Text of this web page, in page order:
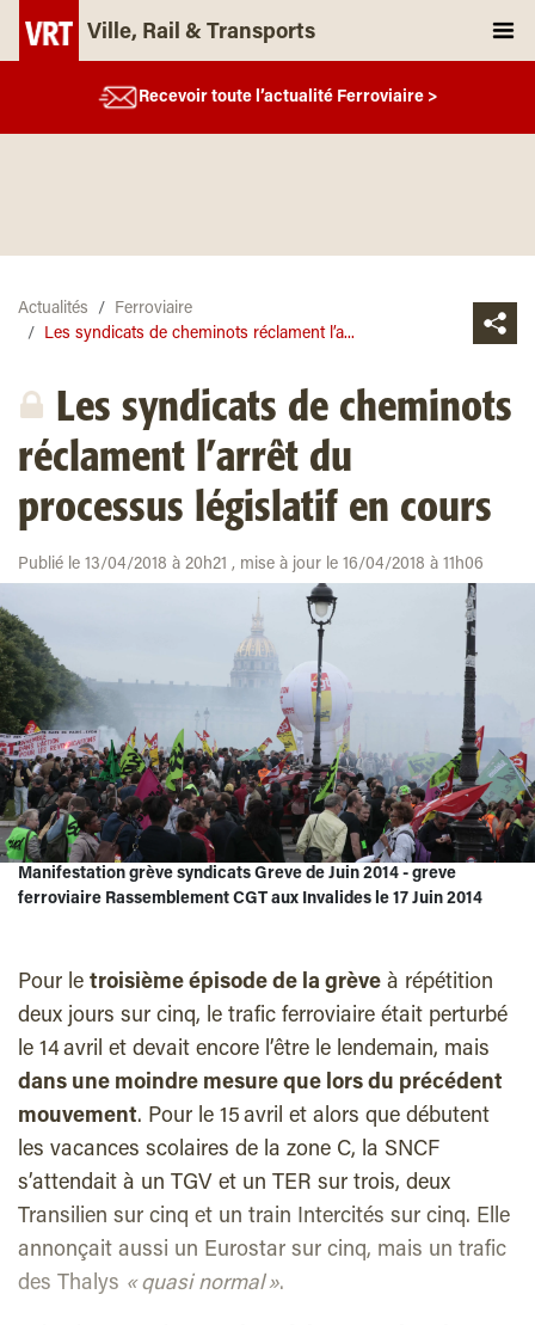
Ville, Rail & Transports
Recevoir toute l’actualité Ferroviaire >
Actualités
Ferroviaire
Les syndicats de cheminots réclament l’a...
Les syndicats de cheminots
réclament l’arrêt du
processus législatif en cours
Publié le 13/04/2018 à 20h21 , mise à jour le 16/04/2018 à 11h06
Manifestation grève syndicats Greve de Juin 2014 - greve
ferroviaire Rassemblement CGT aux Invalides le 17 Juin 2014
Pour le troisième épisode de la grève à répétition
deux jours sur cinq, le trafic ferroviaire était perturbé
le 14 avril et devait encore l’être le lendemain, mais
dans une moindre mesure que lors du précédent
mouvement. Pour le 15 avril et alors que débutent
les vacances scolaires de la zone C, la SNCF
s’attendait à un TGV et un TER sur trois, deux
Transilien sur cinq et un train Intercités sur cinq. Elle
annonçait aussi un Eurostar sur cinq, mais un trafic
des Thalys « quasi normal ».